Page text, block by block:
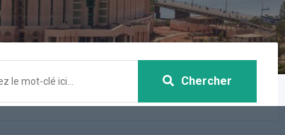
Chercher